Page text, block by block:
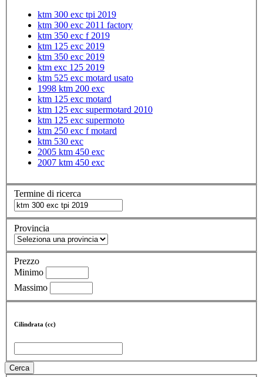
ktm 300 exc tpi 2019
ktm 300 exc 2011 factory
ktm 350 exc f 2019
ktm 125 exc 2019
ktm 350 exc 2019
ktm exc 125 2019
ktm 525 exc motard usato
1998 ktm 200 exc
ktm 125 exc motard
ktm 125 exc supermotard 2010
ktm 125 exc supermoto
ktm 250 exc f motard
ktm 530 exc
2005 ktm 450 exc
2007 ktm 450 exc
Termine di ricerca
Provincia
Prezzo
Minimo
Massimo
Cilindrata (cc)
Cerca